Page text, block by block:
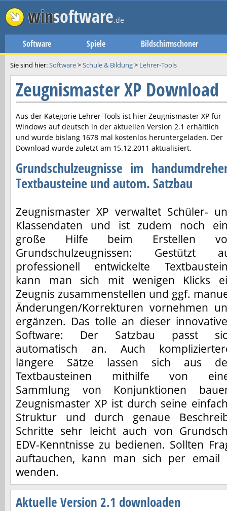
winsoftware.de
Software Spiele Bildschirmschoner
Sie sind hier:Software>Schule & Bildung> Lehrer-Tools
Zeugnismaster XP Download
Aus der Kategorie Lehrer-Tools ist hier Zeugnismaster XP für
Windows auf deutsch in der aktuellen Version 2.1 erhältlich
und wurde bislang 1678 mal kostenlos heruntergeladen. Der
Download wurde zuletzt am 15.12.2011 aktualisiert.
Grundschulzeugnisse im
Textbausteine und autom. Satzbau
Zeugnismaster XP verwaltet Schüler-
Klassendaten und ist zudem noch
große Hilfe beim Erstellen
Grundschulzeugnissen: Gestützt
professionell entwickelte
kann man sich mit wenigen Klicks
Zeugnis zusammenstellen und ggf.
Änderungen/Korrekturen vornehmen
ergänzen. Das tolle an dieser
Software: Der Satzbau passt
automatisch an. Auch
längere Sätze lassen sich aus
Textbausteinen mithilfe von
Sammlung von Konjunktionen
Zeugnismaster XP ist durch seine
Struktur und durch genaue
Schritte sehr leicht auch von
EDV-Kenntnisse zu bedienen. Sollten
auftauchen, kann man sich per
wenden.
Aktuelle Version 2.1 downloaden